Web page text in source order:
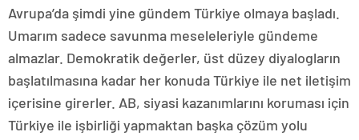
Avrupa’da şimdi yine gündem Türkiye olmaya başladı.
Umarım sadece savunma meseleleriyle gündeme
almazlar. Demokratik değerler, üst düzey diyalogların
başlatılmasına kadar her konuda Türkiye ile net iletişim
içerisine girerler. AB, siyasi kazanımlarını koruması için
Türkiye ile işbirliği yapmaktan başka çözüm yolu